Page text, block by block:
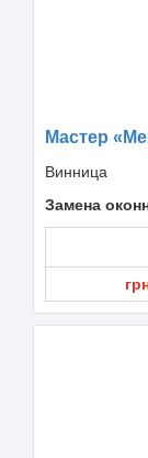
Мастер
Винница
Замена